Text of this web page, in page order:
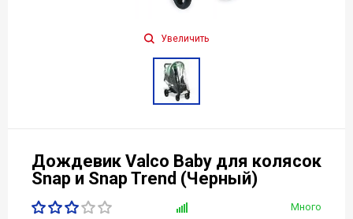
Увеличить
Дождевик Valco Baby для колясок
Snap и Snap Trend (Черный)
Много